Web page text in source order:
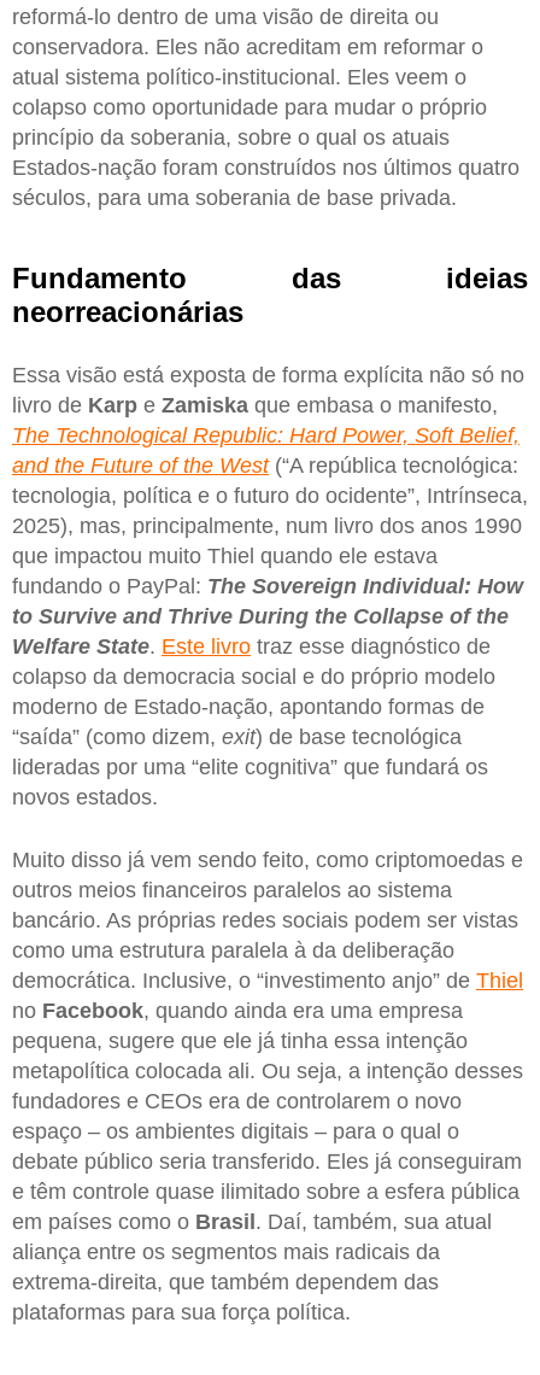
reformá-lo dentro de uma visão de direita ou
conservadora. Eles não acreditam em reformar o
atual sistema político-institucional. Eles veem o
colapso como oportunidade para mudar o próprio
princípio da soberania, sobre o qual os atuais
Estados-nação foram construídos nos últimos quatro
séculos, para uma soberania de base privada.
Fundamento das ideias
neorreacionárias
Essa visão está exposta de forma explícita não só no
livro de Karp e Zamiska que embasa o manifesto,
The Technological Republic: Hard Power, Soft Belief,
and the Future of the West(“A república tecnológica:
tecnologia, política e o futuro do ocidente”, Intrínseca,
2025), mas, principalmente, num livro dos anos 1990
que impactou muito Thiel quando ele estava
fundando o PayPal: The Sovereign Individual: How
to Survive and Thrive During the Collapse of the
Welfare State. Este livro traz esse diagnóstico de
colapso da democracia social e do próprio modelo
moderno de Estado-nação, apontando formas de
“saída” (como dizem, exit) de base tecnológica
lideradas por uma “elite cognitiva” que fundará os
novos estados.
Muito disso já vem sendo feito, como criptomoedas e
outros meios financeiros paralelos ao sistema
bancário. As próprias redes sociais podem ser vistas
como uma estrutura paralela à da deliberação
democrática. Inclusive, o “investimento anjo” de Thiel
no Facebook, quando ainda era uma empresa
pequena, sugere que ele já tinha essa intenção
metapolítica colocada ali. Ou seja, a intenção desses
fundadores e CEOs era de controlarem o novo
espaço – os ambientes digitais – para o qual o
debate público seria transferido. Eles já conseguiram
e têm controle quase ilimitado sobre a esfera pública
em países como o Brasil . Daí, também, sua atual
aliança entre os segmentos mais radicais da
extrema-direita, que também dependem das
plataformas para sua força política.